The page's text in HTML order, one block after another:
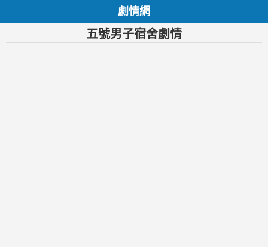
劇情網
五號男子宿舍劇情